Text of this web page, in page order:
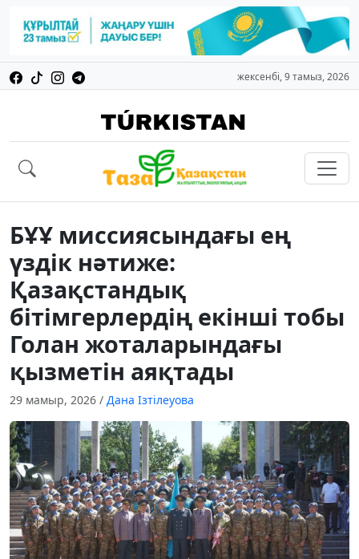
жексенбі, 9 тамыз, 2026
БҰҰ миссиясындағы ең
үздік нәтиже:
Қазақстандық
бітімгерлердің екінші тобы
Голан жоталарындағы
қызметін аяқтады
29 мамыр, 2026 / Дана Ізтілеуова